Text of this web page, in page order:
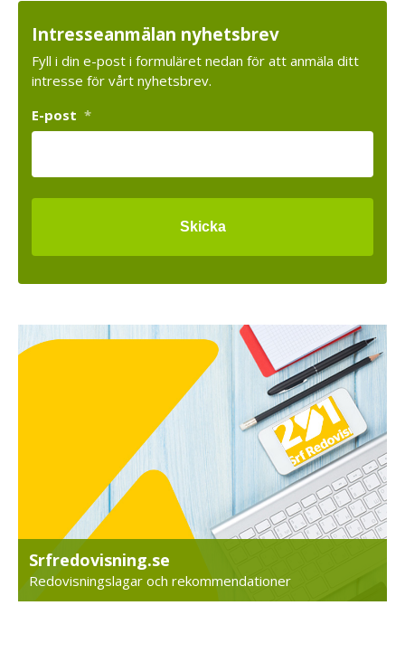
Intresseanmälan nyhetsbrev
Fyll i din e-post i formuläret nedan för att anmäla ditt
intresse för vårt nyhetsbrev.
E-post *
Srfredovisning.se
Redovisningslagar och rekommendationer